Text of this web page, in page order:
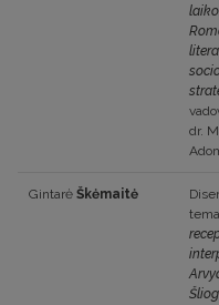
dr.
Gintarė Škėmaitė